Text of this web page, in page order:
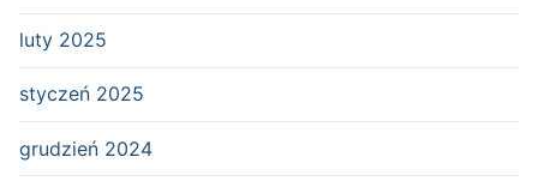
luty 2025
styczeń 2025
grudzień 2024